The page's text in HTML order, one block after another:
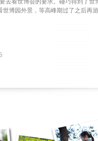
看世博会的要求。碰巧得到了世
博园外景，等高峰期过了之后再